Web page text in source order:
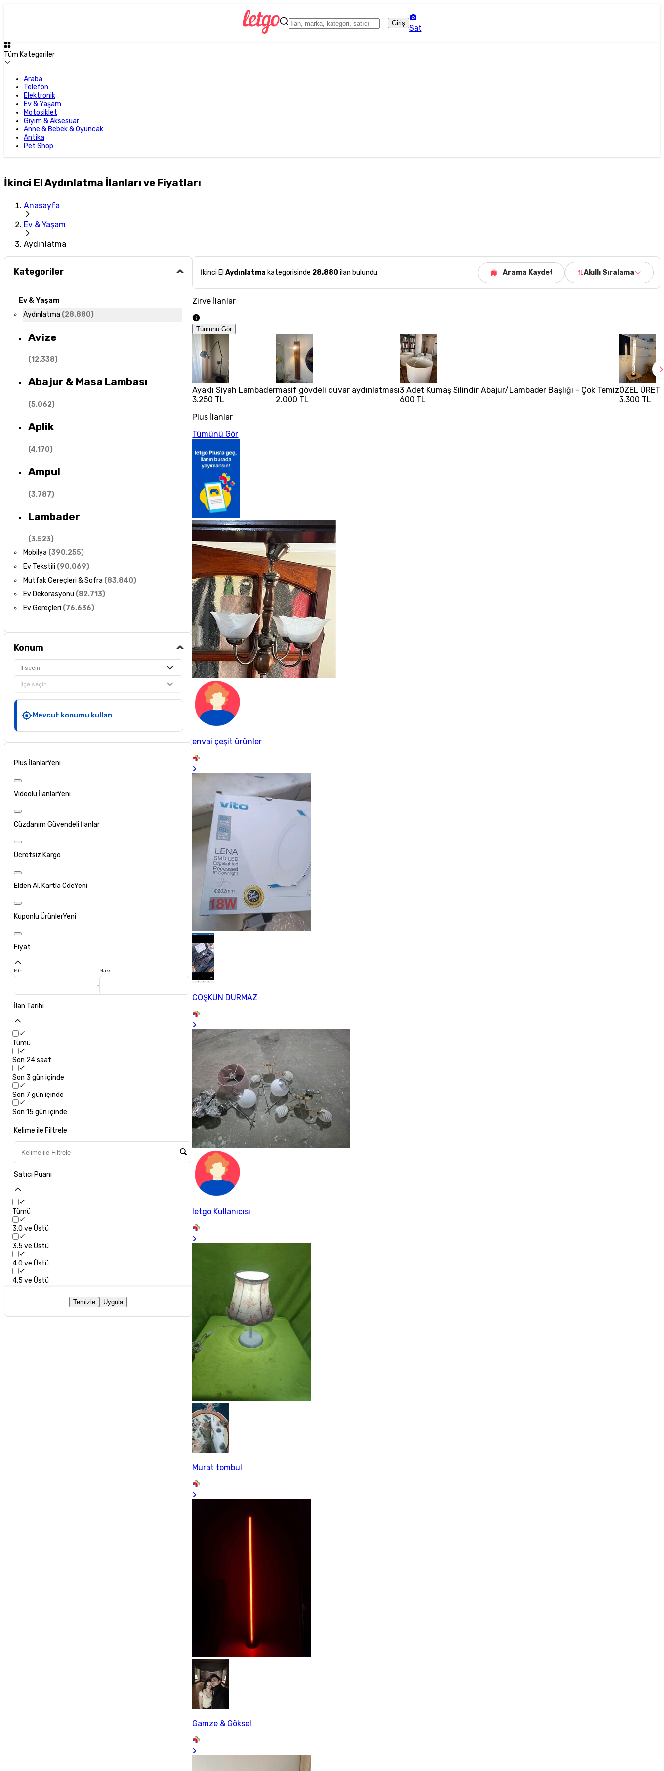
Giriş
Sat
Tüm Kategoriler
Araba
Telefon
Elektronik
Ev & Yaşam
Motosiklet
Giyim & Aksesuar
Anne & Bebek & Oyuncak
Antika
Pet Shop
İkinci El Aydınlatma İlanları ve Fiyatları
Anasayfa
Ev & Yaşam
Aydınlatma
Kategoriler
Ev & Yaşam
Aydınlatma (28.880)
Avize
(12.338)
Abajur & Masa Lambası
(5.062)
Aplik
(4.170)
Ampul
(3.787)
Lambader
(3.523)
Mobilya (390.255)
Ev Tekstili (90.069)
Mutfak Gereçleri & Sofra (83.840)
Ev Dekorasyonu (82.713)
Ev Gereçleri (76.636)
Konum
İl seçin
İlçe seçin
Mevcut konumu kullan
Plus İlanlarYeni
Videolu İlanlarYeni
Cüzdanım Güvendeli İlanlar
Ücretsiz Kargo
Elden Al, Kartla ÖdeYeni
Kuponlu ÜrünlerYeni
Fiyat
Min Maks
İlan Tarihi
Tümü
Son 24 saat
Son 3 gün içinde
Son 7 gün içinde
Son 15 gün içinde
Kelime ile Filtrele
Satıcı Puanı
Tümü
3.0 ve Üstü
3.5 ve Üstü
4.0 ve Üstü
4.5 ve Üstü
Temizle Uygula
İkinci ElAydınlatma kategorisinde 28.880 ilan bulundu Arama Kaydet Akıllı Sıralama
Zirve İlanlar
Tümünü Gör
Ayaklı Siyah Lambader
3.250 TL
masif gövdeli duvar aydınlatması
2.000 TL
3 Adet Kumaş Silindir Abajur/Lambader Başlığı – Çok Temiz
600 TL
ÖZEL
3.300 TL
Plus İlanlar
Tümünü Gör
envai çeşit ürünler
COŞKUN DURMAZ
letgo Kullanıcısı
Murat tombul
Gamze & Göksel